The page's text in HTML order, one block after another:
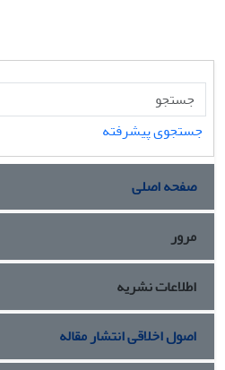
جستجوی پیشرفته
صفحه اصلی
مرور
اطلاعات نشریه
اصول اخلاقی انتشار مقاله